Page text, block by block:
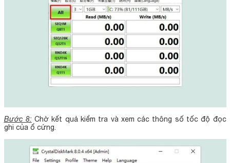
Bước 8:Chờ kết quả kiểm tra và xem các thông số tốc độ đọc
ghi của ổ cứng.